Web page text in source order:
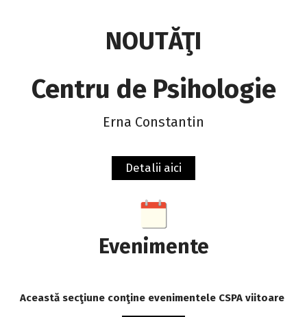
NOUTĂŢI
Centru de Psihologie
Erna Constantin
Detalii aici
Evenimente
Această secţiune conţine evenimentele CSPA viitoare